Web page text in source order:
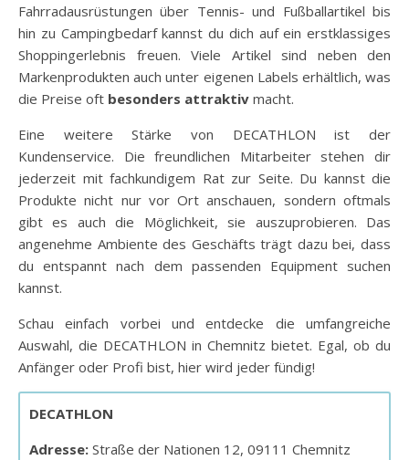
Fahrradausrüstungen über Tennis- und Fußballartikel bis
hin zu Campingbedarf kannst du dich auf ein erstklassiges
Shoppingerlebnis freuen. Viele Artikel sind neben den
Markenprodukten auch unter eigenen Labels erhältlich, was
die Preise oft besonders attraktiv macht.
Eine weitere Stärke von DECATHLON ist der
Kundenservice. Die freundlichen Mitarbeiter stehen dir
jederzeit mit fachkundigem Rat zur Seite. Du kannst die
Produkte nicht nur vor Ort anschauen, sondern oftmals
gibt es auch die Möglichkeit, sie auszuprobieren. Das
angenehme Ambiente des Geschäfts trägt dazu bei, dass
du entspannt nach dem passenden Equipment suchen
kannst.
Schau einfach vorbei und entdecke die umfangreiche
Auswahl, die DECATHLON in Chemnitz bietet. Egal, ob du
Anfänger oder Profi bist, hier wird jeder fündig!
DECATHLON
Adresse: Straße der Nationen 12, 09111 Chemnitz